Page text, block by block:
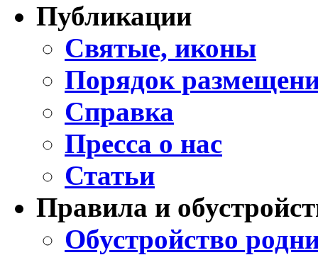
Публикации
Святые, иконы
Порядок
Справка
Пресса о нас
Статьи
Правила и
Обустройство